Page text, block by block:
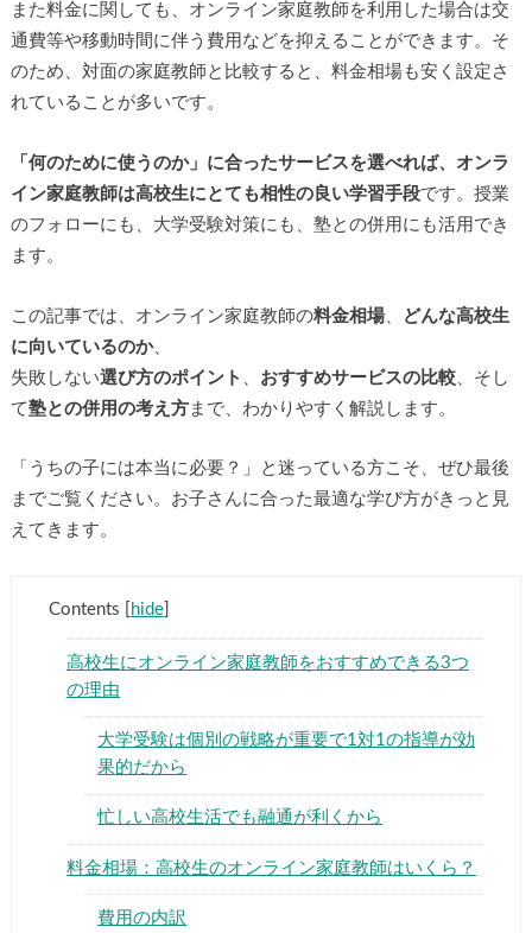
▶
また料金に関しても、オンライン家庭教師を利用した場合は交
通費等や移動時間に伴う費用などを抑えることができます。そ
のため、対面の家庭教師と比較すると、料金相場も安く設定さ
れていることが多いです。
「何のために使うのか」に合ったサービスを選べれば、オンラ
イン家庭教師は高校生にとても相性の良い学習手段です。授業
のフォローにも、大学受験対策にも、塾との併用にも活用でき
ます。
この記事では、オンライン家庭教師の料金相場、
どんな高校生
に向いているのか、
失敗しない選び方のポイント おすすめサービスの比較、そし
て塾との併用の考え方まで、わかりやすく解説します。
「うちの子には本当に必要？」と迷っている方こそ、ぜひ最後
までご覧ください。お子さんに合った最適な学び方がきっと見
えてきます。
Contents hide]
高校生にオンライン家庭教師をおすすめできる3つ
の理由
大学受験は個別の戦略が重要で1対1の指導が効
果的だから
忙しい高校生活でも融通が利くから
料金相場：高校生のオンライン家庭教師はいくら？
費用の内訳